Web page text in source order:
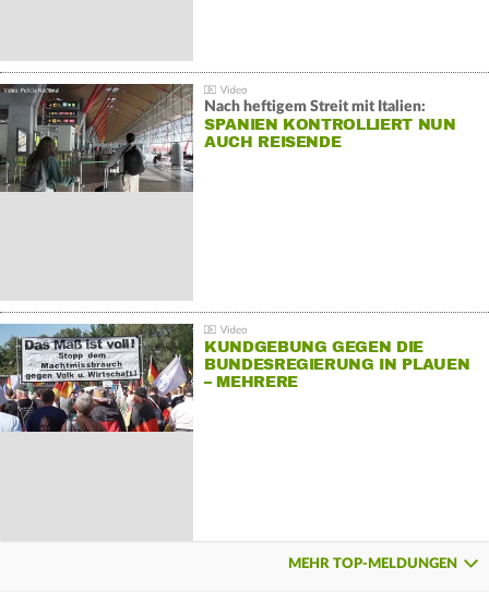
Nach heftigem Streit mit Italien:
SPANIEN KONTROLLIERT NUN
AUCH REISENDE
KUNDGEBUNG GEGEN DIE
BUNDESREGIERUNG IN PLAUEN
– MEHRERE
MEHR TOP-MELDUNGEN